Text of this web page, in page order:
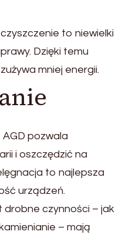
to niewielki
Dzięki temu
mniej energii.
pozwala
i oszczędzić na
to najlepsza
urządzeń.
czynności – jak
– mają